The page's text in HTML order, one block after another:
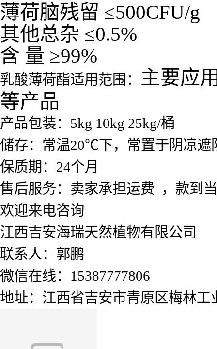
薄荷脑残留 ≤500CFU/g
其他总杂 ≤0.5%
含 量 ≥99%
乳酸薄荷酯适用范围：
主要应
等产品
产品包装：5kg 10kg 25kg/桶
储存：常温20℃下，常置于阴凉遮
保质期：24个月
售后服务：卖家承担运费 ，款到
欢迎来电咨询
江西吉安海瑞天然植物有限公司
联系人：郭鹏
微信在线：15387777806
地址：江西省吉安市青原区梅林工